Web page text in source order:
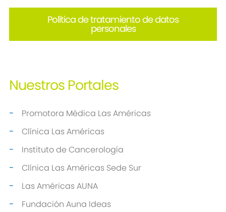
Política de tratamiento de datos
personales
Nuestros Portales
Promotora Médica Las Américas
Clínica Las Américas
Instituto de Cancerología
Clínica Las Américas Sede Sur
Las Américas AUNA
Fundación Auna Ideas